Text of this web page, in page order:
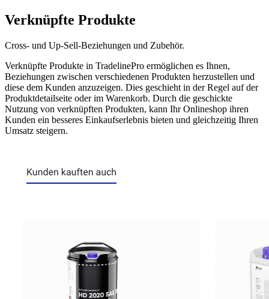
Verknüpfte Produkte
Cross- und Up-Sell-Beziehungen und Zubehör.
Verknüpfte Produkte in TradelinePro ermöglichen es Ihnen,
Beziehungen zwischen verschiedenen Produkten herzustellen und
diese dem Kunden anzuzeigen. Dies geschieht in der Regel auf der
Produktdetailseite oder im Warenkorb. Durch die geschickte
Nutzung von verknüpften Produkten, kann Ihr Onlineshop ihren
Kunden ein besseres Einkaufserlebnis bieten und gleichzeitig Ihren
Umsatz steigern.